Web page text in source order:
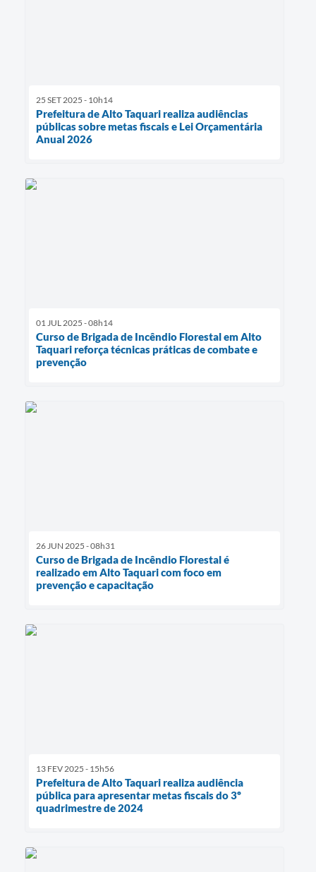
25 SET 2025 - 10h14
Prefeitura de Alto Taquari realiza audiências
públicas sobre metas fiscais e Lei Orçamentária
Anual 2026
01 JUL 2025 - 08h14
Curso de Brigada de Incêndio Florestal em Alto
Taquari reforça técnicas práticas de combate e
prevenção
26 JUN 2025 - 08h31
Curso de Brigada de Incêndio Florestal é
realizado em Alto Taquari com foco em
prevenção e capacitação
13 FEV 2025 - 15h56
Prefeitura de Alto Taquari realiza audiência
pública para apresentar metas fiscais do 3º
quadrimestre de 2024